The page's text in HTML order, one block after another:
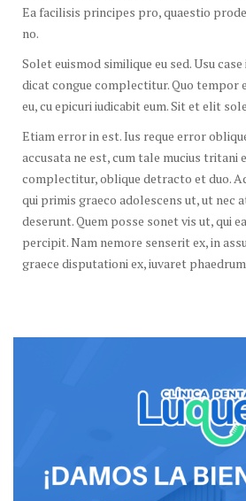
Ea facilisis principes pro, quaestio
no.
Solet euismod similique eu sed. Usu
dicat congue complectitur. Quo tempor
eu, cu epicuri iudicabit eum. Sit et elit
Etiam error in est. Ius reque error
accusata ne est, cum tale mucius tritani
complectitur, oblique detracto et duo.
qui primis graeco adolescens ut, ut nec
deserunt. Quem posse sonet vis ut, qui
percipit. Nam nemore senserit ex, in
graece disputationi ex, iuvaret phaedrum